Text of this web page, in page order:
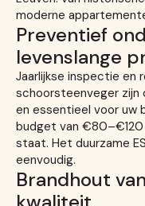
moderne
Preventief
levenslange
Jaarlijkse inspectie en
schoorsteenveger zijn
en essentieel voor uw
budget van €80–€120
staat. Het duurzame
eenvoudig.
Brandhout